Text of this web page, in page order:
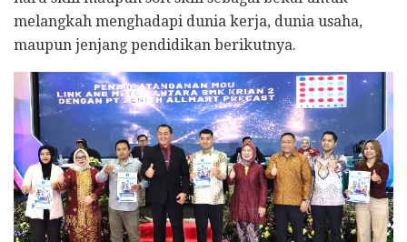
melangkah menghadapi dunia kerja, dunia usaha,
maupun jenjang pendidikan berikutnya.